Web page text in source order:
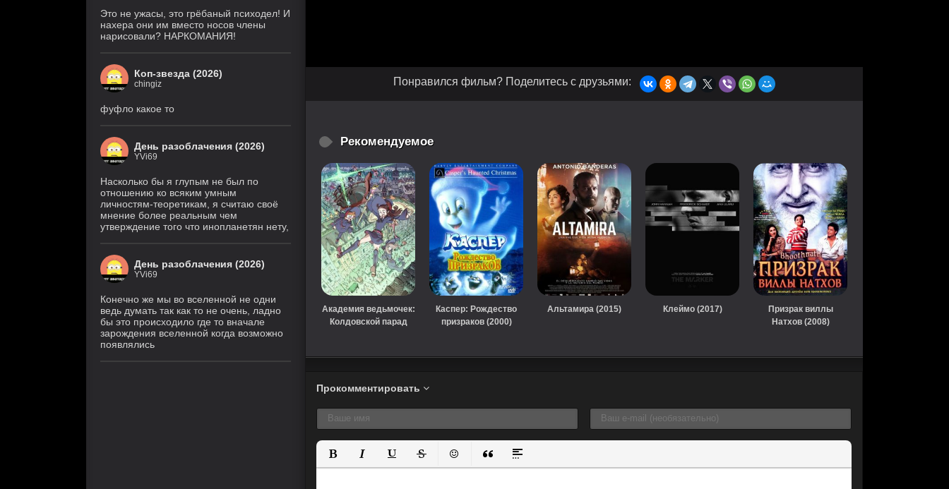
Понравился фильм? Поделитесь с друзьями:
Рекомендуемое
Академия ведьмочек:
Колдовской парад
Каспер: Рождество
призраков (2000)
Альтамира (2015) Клеймо (2017)
Призрак виллы
Натхов (2008)
Прокомментировать
Полужирный
КурсивПодчеркнутый
ЗачеркнутыйВставить смайлик
Вставка цитаты
Вставка спойлера
Это не ужасы, это грёбаный психодел! И
нахера они им вместо носов члены
нарисовали? НАРКОМАНИЯ!
Коп-звезда (2026)
chingiz
фуфло какое то
День разоблачения (2026)
YVi69
Насколько бы я глупым не был по
отношению ко всяким умным
личностям-теоретикам, я считаю своё
мнение более реальным чем
утверждение того что инопланетян нету,
День разоблачения (2026)
YVi69
Конечно же мы во вселенной не одни
ведь думать так как то не очень, ладно
бы это происходило где то вначале
зарождения вселенной когда возможно
появлялись